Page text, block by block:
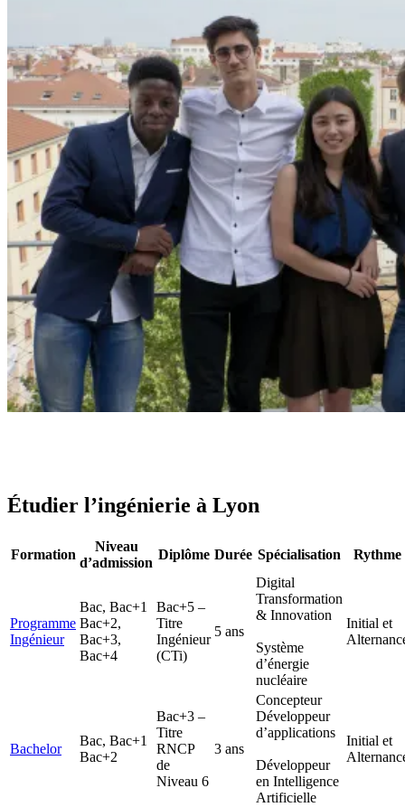
Étudier l’ingénierie à Lyon
Formation
Niveau
d’admission
Diplôme Durée Spécialisation Rythme
Programme
Ingénieur
Bac, Bac+1
Bac+2,
Bac+3,
Bac+4
Bac+5 –
Titre
Ingénieur
(CTi)
5 ans
Digital
Transformation
& Innovation
Système
d’énergie
nucléaire
Initial et
Bachelor
Bac, Bac+1
Bac+2
Bac+3 –
Titre
RNCP
de
Niveau 6
3 ans
Concepteur
Développeur
d’applications
Développeur
en Intelligence
Artificielle
Initial et